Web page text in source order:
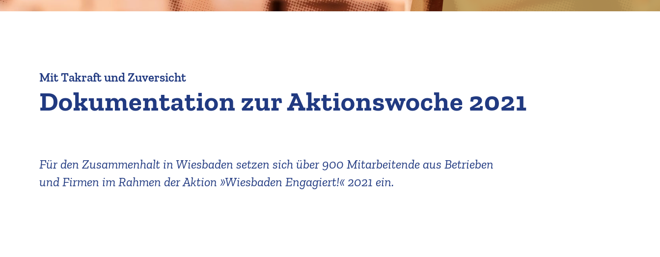
Mit Takraft und Zuversicht
Dokumen­tation zur Aktions­woche 2021
Für den Zusam­menhalt in Wiesbaden setzen sich über 900 Mitar­bei­tende aus Betrieben
und Firmen im Rahmen der Aktion »Wiesbaden Engagiert!« 2021 ein.